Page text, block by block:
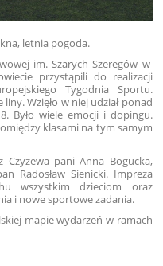
letnia pogoda.
im. Szarych Szeregów w
przystąpili do realizacji
Tygodnia Sportu.
Wzięło w niej udział ponad
Było wiele emocji i dopingu.
klasami na tym samym
Czyżewa pani Anna Bogucka,
Radosław Sienicki. Impreza
wszystkim dzieciom oraz
i nowe sportowe zadania.
mapie wydarzeń w ramach